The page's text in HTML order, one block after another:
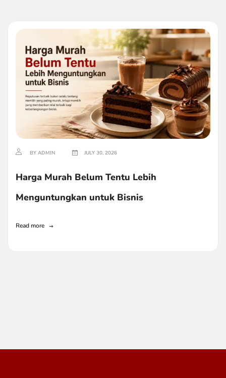
BY ADMIN JULY 30, 2026
Harga Murah Belum Tentu Lebih
Menguntungkan untuk Bisnis
Read more